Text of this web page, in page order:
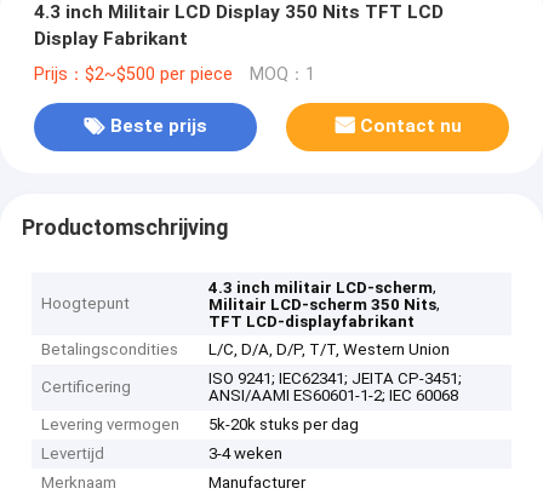
4.3 inch Militair LCD Display 350 Nits TFT LCD
Display Fabrikant
Prijs：$2~$500 per piece MOQ：1
Beste prijs Contact nu
Productomschrijving
Hoogtepunt
4.3 inch militair LCD-scherm,
Militair LCD-scherm 350 Nits,
TFT LCD-displayfabrikant
Betalingscondities
L/C, D/A, D/P, T/T, Western Union
Certificering
ISO 9241; IEC62341; JEITA CP-3451;
ANSI/AAMI ES60601-1-2; IEC 60068
Levering vermogen
5k-20k stuks per dag
Levertijd
3-4 weken
Merknaam
Manufacturer